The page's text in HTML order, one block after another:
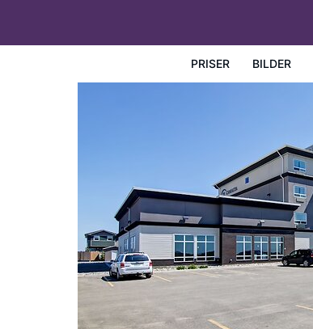
PRISER BILDER